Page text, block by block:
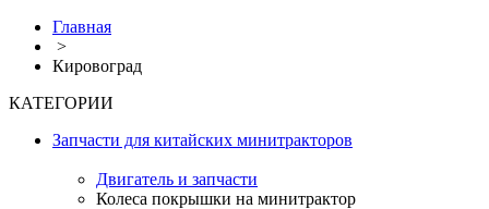
Главная
>
Кировоград
КАТЕГОРИИ
Запчасти для китайских минитракторов
Двигатель и запчасти
Колеса покрышки на минитрактор